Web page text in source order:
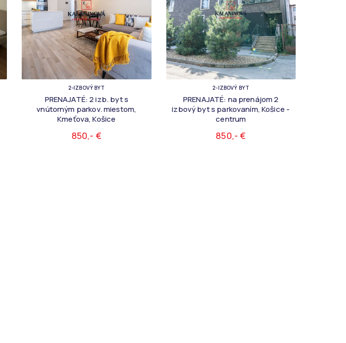
2-IZBOVÝ BYT
PRENAJATÉ: 2 izb. byt s
vnútorným parkov. miestom,
Kmeťova, Košice
850,- €
2-IZBOVÝ BYT
PRENAJATÉ: na prenájom 2
izbový byt s parkovaním, Košice -
centrum
850,- €